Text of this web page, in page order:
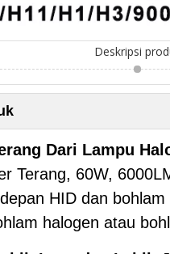
Deskripsi
Dari Lampu
Terang, 60W,
HID dan
halogen atau